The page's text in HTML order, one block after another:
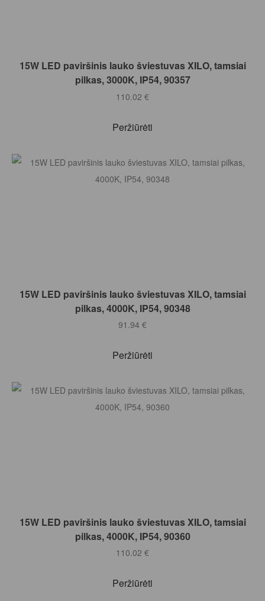
Į KREPŠELĮ
15W LED paviršinis lauko šviestuvas XILO, tamsiai
pilkas, 3000K, IP54, 90357
110.02 €
Peržiūrėti
Į KREPŠELĮ
15W LED paviršinis lauko šviestuvas XILO, tamsiai
pilkas, 4000K, IP54, 90348
91.94 €
Peržiūrėti
Į KREPŠELĮ
15W LED paviršinis lauko šviestuvas XILO, tamsiai
pilkas, 4000K, IP54, 90360
110.02 €
Peržiūrėti